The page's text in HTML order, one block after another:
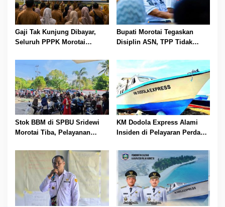
Gaji Tak Kunjung Dibayar,
Seluruh PPPK Morotai
Bupati Morotai Tegaskan
Disiplin ASN, TPP Tidak
Punishment Tetap Berlaku
Stok BBM di SPBU Sridewi
Morotai Tiba, Pelayanan
KM Dodola Express Alami
Insiden di Pelayaran Perdana,
Dihentikan